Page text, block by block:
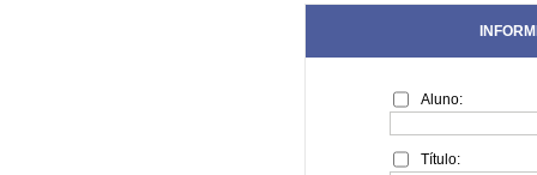
Aluno:
Título: